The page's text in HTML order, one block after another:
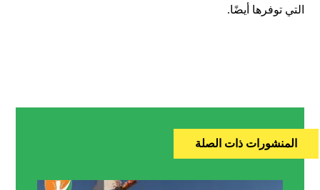
التي توفرها أيضًا.
المنشورات ذات الصلة